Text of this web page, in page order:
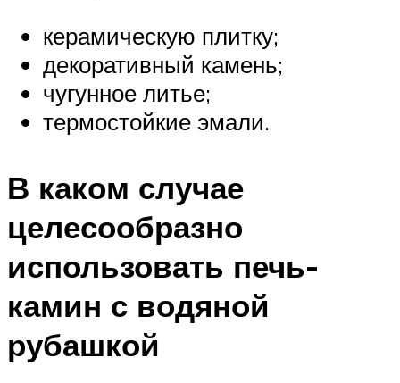
керамическую плитку;
декоративный камень;
чугунное литье;
термостойкие эмали.
В каком случае
целесообразно
использовать печь-
камин с водяной
рубашкой